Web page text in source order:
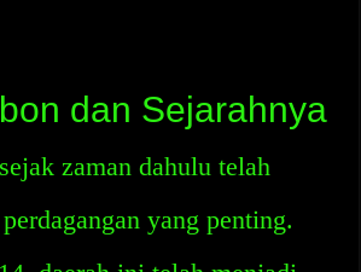
dan Sejarahnya
zaman dahulu telah
yang penting.